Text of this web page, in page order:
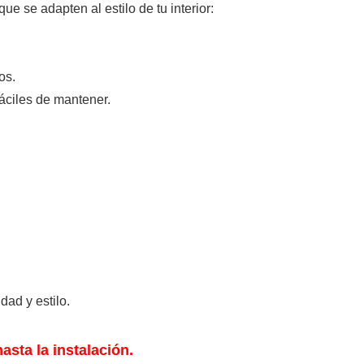
se adapten al estilo de tu interior:
de mantener.
y estilo.
la instalación.